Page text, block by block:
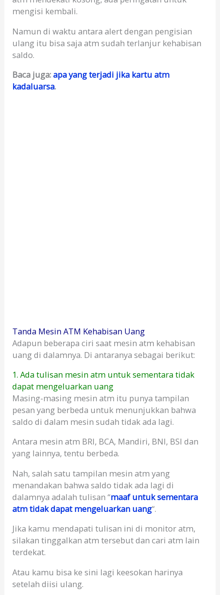
mengisi kembali.
Namun di waktu antara alert dengan pengisian
ulang itu bisa saja atm sudah terlanjur kehabisan
saldo.
Baca juga:apa yang terjadi jika kartu atm
kadaluarsa.
Tanda Mesin ATM Kehabisan Uang
Adapun beberapa ciri saat mesin atm kehabisan
uang di dalamnya. Di antaranya sebagai berikut:
1. Ada tulisan mesin atm untuk sementara tidak
dapat mengeluarkan uang
Masing-masing mesin atm itu punya tampilan
pesan yang berbeda untuk menunjukkan bahwa
saldo di dalam mesin sudah tidak ada lagi.
Antara mesin atm BRI, BCA, Mandiri, BNI, BSI dan
yang lainnya, tentu berbeda.
Nah, salah satu tampilan mesin atm yang
menandakan bahwa saldo tidak ada lagi di
dalamnya adalah tulisan “maaf untuk sementara
atm tidak dapat mengeluarkan uang“.
Jika kamu mendapati tulisan ini di monitor atm,
silakan tinggalkan atm tersebut dan cari atm lain
terdekat.
Atau kamu bisa ke sini lagi keesokan harinya
setelah diisi ulang.